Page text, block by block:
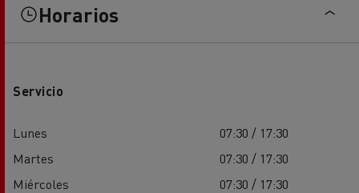
Horarios
Servicio
Lunes
07:30 / 17:30
Martes
07:30 / 17:30
Miércoles
07:30 / 17:30